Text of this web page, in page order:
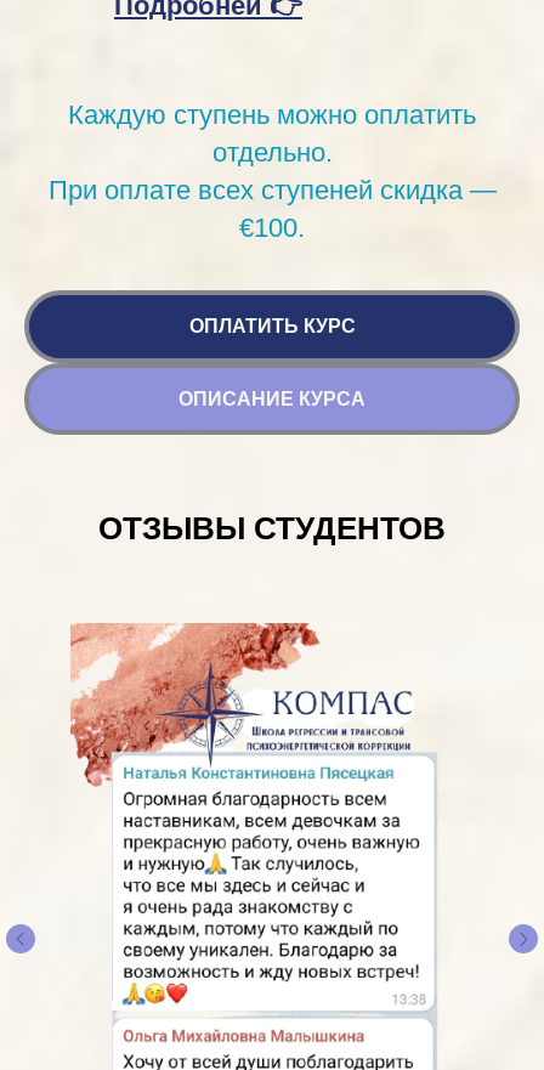
Каждую ступень можно оплатить
отдельно.
При оплате всех ступеней скидка —
€100.
ОПЛАТИТЬ КУРС
ОПИСАНИЕ КУРСА
ОТЗЫВЫ СТУДЕНТОВ